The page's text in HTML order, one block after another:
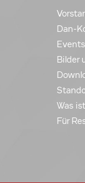
Dan-
Events
Bilder
Was
Für